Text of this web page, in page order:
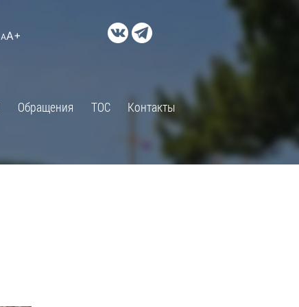
АA+
Обращения ТОС Контакты
×
ДОКУМЕНТЫ
Правовые акты и их экспертиза
Экспертиза действующих
нормативных правовых актов
Оценка применения